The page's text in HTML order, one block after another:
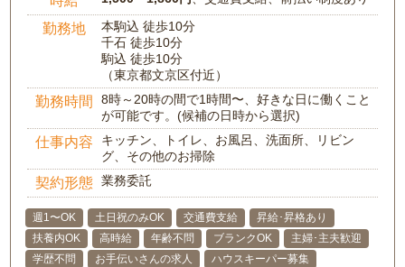
勤務地
本駒込 徒歩10分
千石 徒歩10分
駒込 徒歩10分
（東京都文京区付近）
勤務時間
8時～20時の間で1時間〜、好きな日に働くこと
が可能です。(候補の日時から選択)
仕事内容
キッチン、トイレ、お風呂、洗面所、リビン
グ、その他のお掃除
契約形態 業務委託
週1〜OK 土日祝のみOK 交通費支給
昇給･昇格あり
扶養内OK
高時給 年齢不問 ブランクOK
主婦･主夫歓迎
学歴不問
お手伝いさんの求人
ハウスキーパー募集